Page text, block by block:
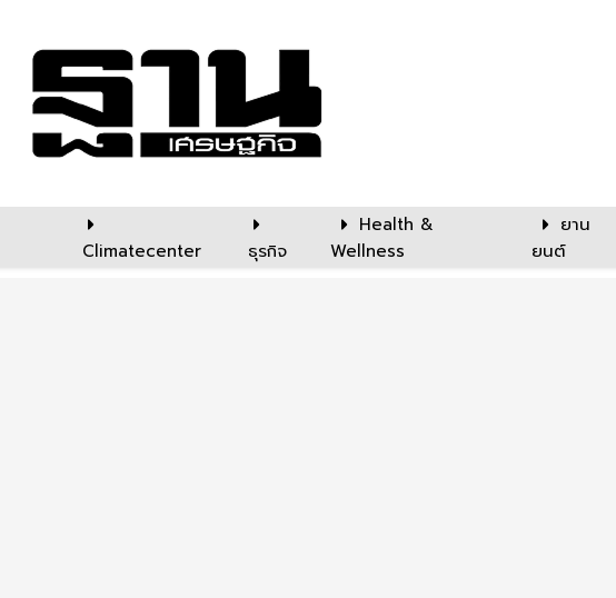
Climatecenter ธุรกิจ
Health &
Wellness
ยาน
ยนต์